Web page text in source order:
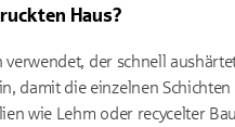
Haus?
der schnell
damit die einzelnen
wie Lehm oder recycelter